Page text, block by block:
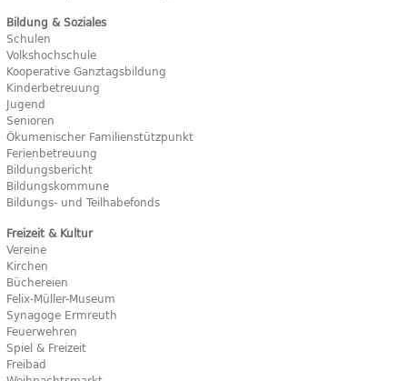
Bildung & Soziales
Schulen
Volkshochschule
Kooperative Ganztagsbildung
Kinderbetreuung
Jugend
Senioren
Ökumenischer Familienstützpunkt
Ferienbetreuung
Bildungsbericht
Bildungskommune
Bildungs- und Teilhabefonds
Freizeit & Kultur
Vereine
Kirchen
Büchereien
Felix-Müller-Museum
Synagoge Ermreuth
Feuerwehren
Spiel & Freizeit
Freibad